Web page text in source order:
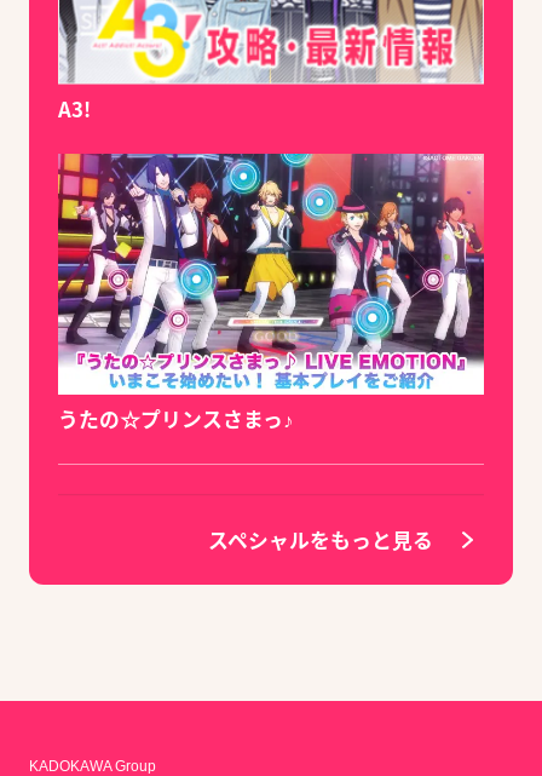
A3!
うたの☆プリンスさまっ♪
スペシャルをもっと見る
KADOKAWA Group